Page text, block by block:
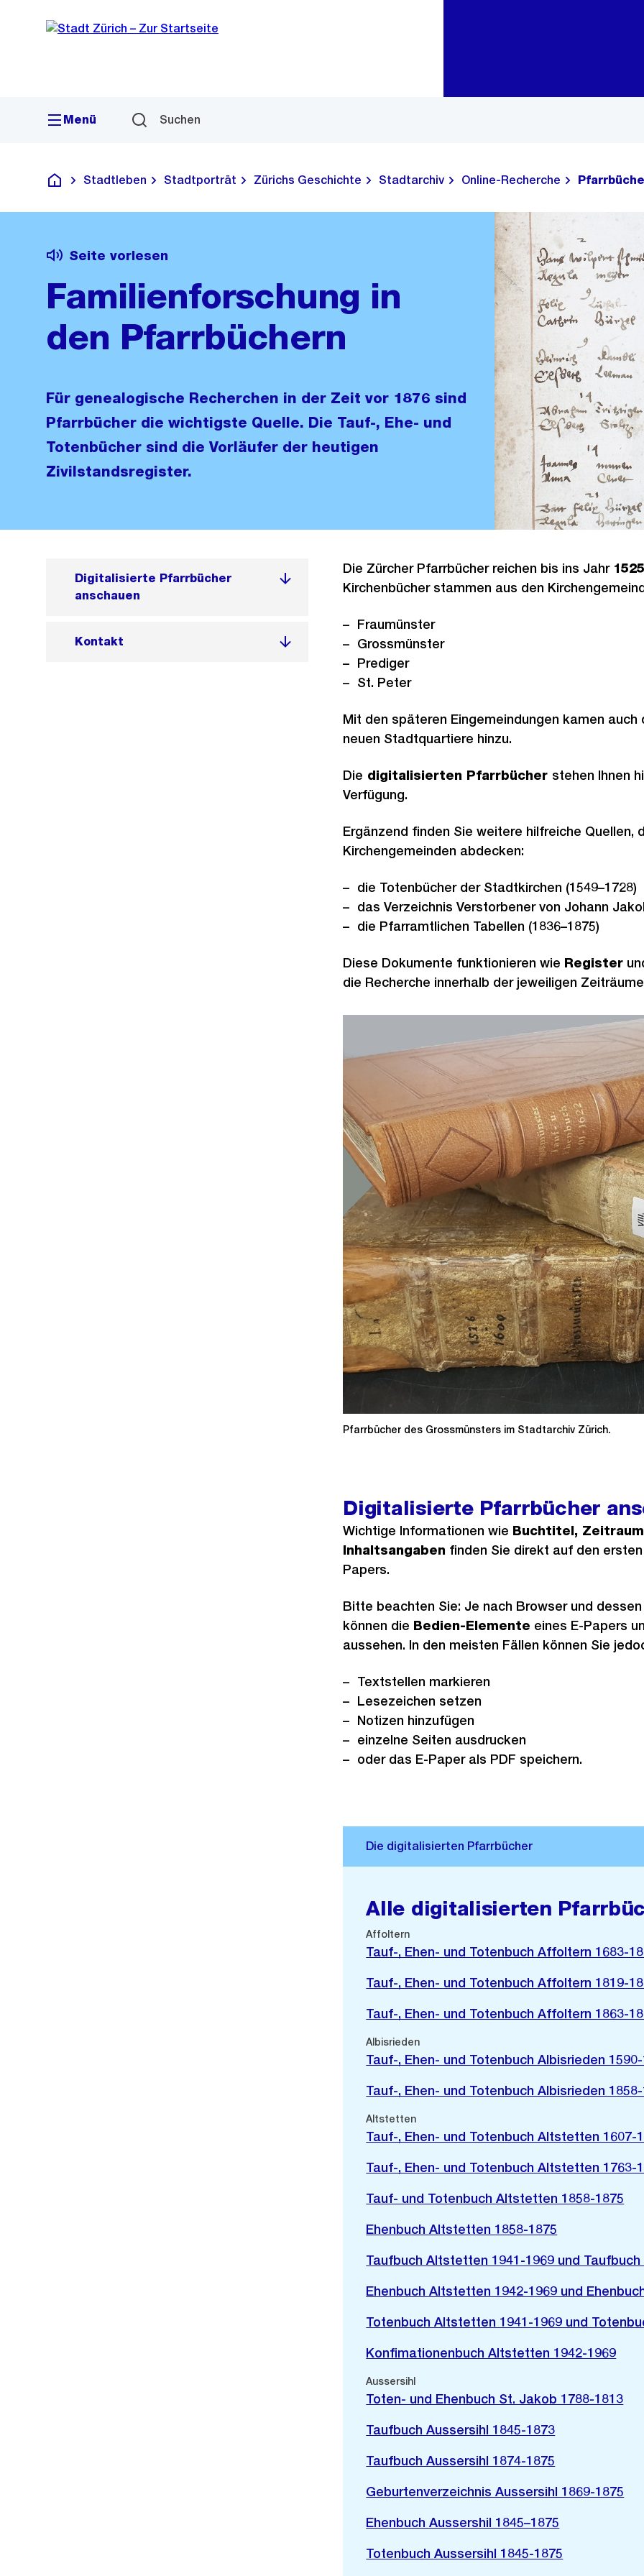
Navigation
Sprunglink
Menü Suchen
Deutsch
Stadtleben Stadtporträt Zürichs Geschichte Stadtarchiv Online-Recherche
Seite vorlesen
Familienforschung in
den Pfarrbüchern
Für genealogische Recherchen in der Zeit vor 1876 sind
Pfarrbücher die wichtigste Quelle. Die Tauf-, Ehe- und
Totenbücher sind die Vorläufer der heutigen
Zivilstandsregister.
Digitalisierte Pfarrbücher
anschauen
Kontakt
Die Zürcher Pfarrbücher reichen bis ins Jahr
Kirchenbücher stammen aus den
Fraumünster
Grossmünster
Prediger
St. Peter
Mit den späteren Eingemeindungen kamen auch
neuen Stadtquartiere hinzu.
Die digitalisierten Pfarrbücher stehen Ihnen
Verfügung.
Ergänzend finden Sie weitere hilfreiche Quellen,
Kirchengemeinden abdecken:
die Totenbücher der Stadtkirchen (1549–1728)
das Verzeichnis Verstorbener von Johann
die Pfarramtlichen Tabellen (1836–1875)
Diese Dokumente funktionieren wie Register
die Recherche innerhalb der jeweiligen
Pfarrbücher des Grossmünsters im Stadtarchiv Zürich.
Digitalisierte Pfarrbücher
Wichtige Informationen wie Buchtitel,
Inhaltsangaben finden Sie direkt auf den
Papers.
Bitte beachten Sie: Je nach Browser und
können die Bedien-Elemente eines E-Papers
aussehen. In den meisten Fällen können Sie
Textstellen markieren
Lesezeichen setzen
Notizen hinzufügen
einzelne Seiten ausdrucken
oder das E-Paper als PDF speichern.
Alle digitalisierten
Affoltern
Tauf-, Ehen- und Totenbuch Affoltern 1683-
Tauf-, Ehen- und Totenbuch Affoltern 1819-
Tauf-, Ehen- und Totenbuch Affoltern 1863-
Albisrieden
Tauf-, Ehen- und Totenbuch Albisrieden
Tauf-, Ehen- und Totenbuch Albisrieden
Altstetten
Tauf-, Ehen- und Totenbuch Altstetten 1607-
Tauf-, Ehen- und Totenbuch Altstetten 1763-
Tauf- und Totenbuch Altstetten 1858-1875
Ehenbuch Altstetten 1858-1875
Taufbuch Altstetten 1941-1969 und
Ehenbuch Altstetten 1942-1969 und
Totenbuch Altstetten 1941-1969 und
Konfimationenbuch Altstetten 1942-1969
Aussersihl
Toten- und Ehenbuch St. Jakob 1788-1813
Taufbuch Aussersihl 1845-1873
Taufbuch Aussersihl 1874-1875
Geburtenverzeichnis Aussersihl 1869-1875
Ehenbuch Aussershil 1845–1875
Totenbuch Aussersihl 1845-1875